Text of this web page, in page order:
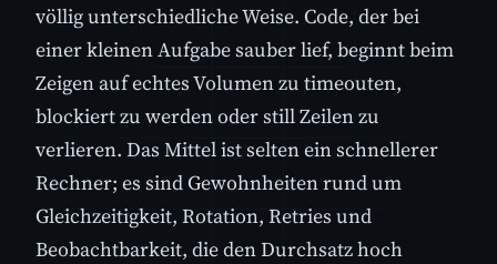
völlig unterschiedliche Weise. Code, der bei
einer kleinen Aufgabe sauber lief, beginnt beim
Zeigen auf echtes Volumen zu timeouten,
blockiert zu werden oder still Zeilen zu
verlieren. Das Mittel ist selten ein schnellerer
Rechner; es sind Gewohnheiten rund um
Gleichzeitigkeit, Rotation, Retries und
Beobachtbarkeit, die den Durchsatz hoch